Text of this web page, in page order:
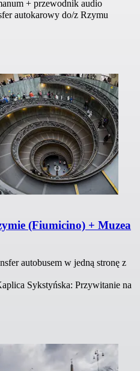
+ przewodnik audio
autokarowy do/z Rzymu
(Fiumicino) + Muzea
autobusem w jedną stronę z
Sykstyńska: Przywitanie na